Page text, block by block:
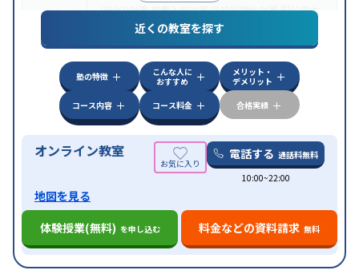
(旧AO)対策推薦入試対策学校別特化対策国公立大
私大対策共通テスト対策
英語・英会話特化
特徴
中高一貫校生に対応授業の振替可能 不登校生に対
オンライン対応 1科目から受講可能季節講習の
みの受講可
自習室あり
近くの教室を探す
塾の特徴
こんな人に
おすすめ
メリット・
デメリット
コース内容
コース料金 合格実績
オンライン教室 電話する 通話料無料
10:00~22:00
地図を見る
体験授業(無料) を申し込む 料金などの資料請求 無料